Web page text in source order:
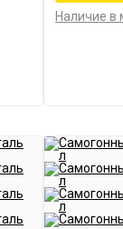
Наличие в